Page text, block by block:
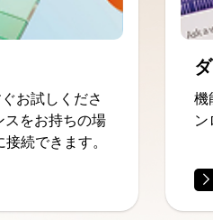
お試しくださ
スをお持ちの場
続できます。
機